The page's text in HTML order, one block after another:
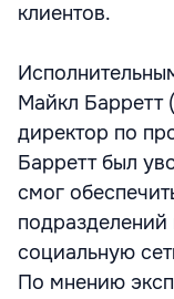
клиентов.
Майкл Барретт
директор по
Барретт был
смог
социальную
По мнению